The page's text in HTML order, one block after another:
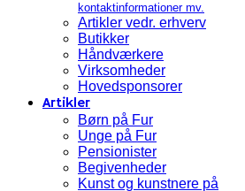
kontaktinformationer mv.
Artikler vedr. erhverv
Butikker
Håndværkere
Virksomheder
Hovedsponsorer
Artikler
Børn på Fur
Unge på Fur
Pensionister
Begivenheder
Kunst og kunstnere på